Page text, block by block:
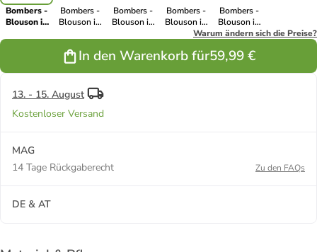
Bombers -
Blouson in
Bombers -
Blouson in
Bombers -
Blouson in
Bombers -
Blouson in
burgundy
Bombers -
Blouson in
black
Warum ändern sich die Preise?
In den Warenkorb für59,99 €
13. - 15. August
Kostenloser Versand
MAG
14 Tage Rückgaberecht
Zu den FAQs
DE & AT